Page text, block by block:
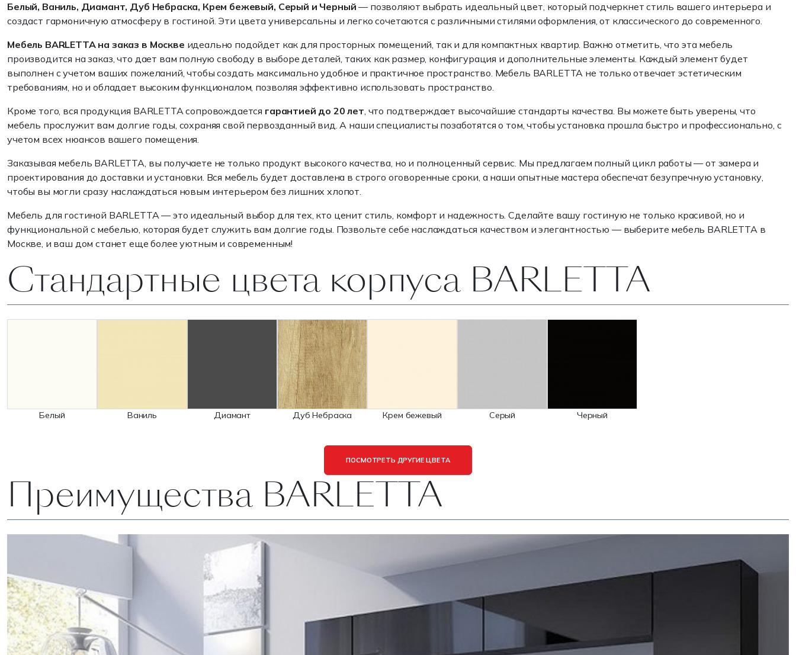
Белый, Ваниль, Диамант, Дуб Небраска, Крем бежевый, Серый и Черный — позволяют выбрать идеальный цвет, который подчеркнет стиль вашего интерьера и
создаст гармоничную атмосферу в гостиной. Эти цвета универсальны и легко сочетаются с различными стилями оформления, от классического до современного.
Мебель BARLETTA на заказ в Москве идеально подойдет как для просторных помещений, так и для компактных квартир. Важно отметить, что эта мебель
производится на заказ, что дает вам полную свободу в выборе деталей, таких как размер, конфигурация и дополнительные элементы. Каждый элемент будет
выполнен с учетом ваших пожеланий, чтобы создать максимально удобное и практичное пространство. Мебель BARLETTA не только отвечает эстетическим
требованиям, но и обладает высоким функционалом, позволяя эффективно использовать пространство.
Кроме того, вся продукция BARLETTA сопровождается гарантией до 20 лет, что подтверждает высочайшие стандарты качества. Вы можете быть уверены, что
мебель прослужит вам долгие годы, сохраняя свой первозданный вид. А наши специалисты позаботятся о том, чтобы установка прошла быстро и профессионально, с
учетом всех нюансов вашего помещения.
Заказывая мебель BARLETTA, вы получаете не только продукт высокого качества, но и полноценный сервис. Мы предлагаем полный цикл работы — от замера и
проектирования до доставки и установки. Вся мебель будет доставлена в строго оговоренные сроки, а наши опытные мастера обеспечат безупречную установку,
чтобы вы могли сразу наслаждаться новым интерьером без лишних хлопот.
Мебель для гостиной BARLETTA — это идеальный выбор для тех, кто ценит стиль, комфорт и надежность. Сделайте вашу гостиную не только красивой, но и
функциональной с мебелью, которая будет служить вам долгие годы. Позвольте себе наслаждаться качеством и элегантностью — выберите мебель BARLETTA в
Москве, и ваш дом станет еще более уютным и современным!
Стандартные цвета корпуса BARLETTA
Белый Ваниль Диамант Дуб Небраска Крем бежевый Серый Черный
ПОСМОТРЕТЬ ДРУГИЕ ЦВЕТА
Преимущества BARLETTA